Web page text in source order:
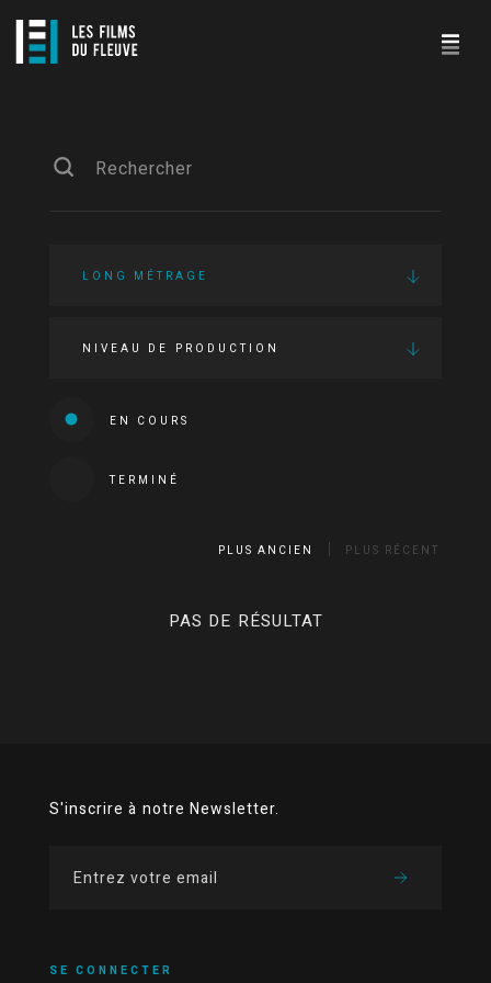
LONG MÉTRAGE
NIVEAU DE PRODUCTION
EN COURS
TERMINÉ
PLUS ANCIEN PLUS RÉCENT
PAS DE RÉSULTAT
S'inscrire à notre Newsletter.
SE CONNECTER